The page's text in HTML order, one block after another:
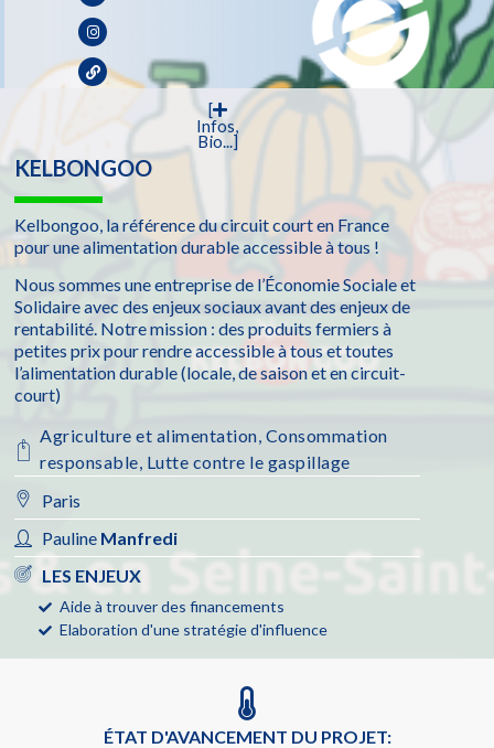
[
Infos,
Bio...]
KELBONGOO
Kelbongoo, la référence du circuit court en France
pour une alimentation durable accessible à tous !
Nous sommes une entreprise de l’Économie Sociale et
Solidaire avec des enjeux sociaux avant des enjeux de
rentabilité. Notre mission : des produits fermiers à
petites prix pour rendre accessible à tous et toutes
l’alimentation durable (locale, de saison et en circuit-
court)
Agriculture et alimentation Consommation
responsable Lutte contre le gaspillage
Paris
Pauline Manfredi
LES ENJEUX
Aide à trouver des financements
Elaboration d'une stratégie d'influence
ÉTAT D'AVANCEMENT DU PROJET: